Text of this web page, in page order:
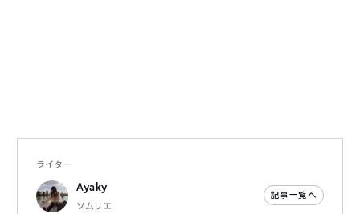
ライター
Ayaky
ソムリエ
記事一覧へ